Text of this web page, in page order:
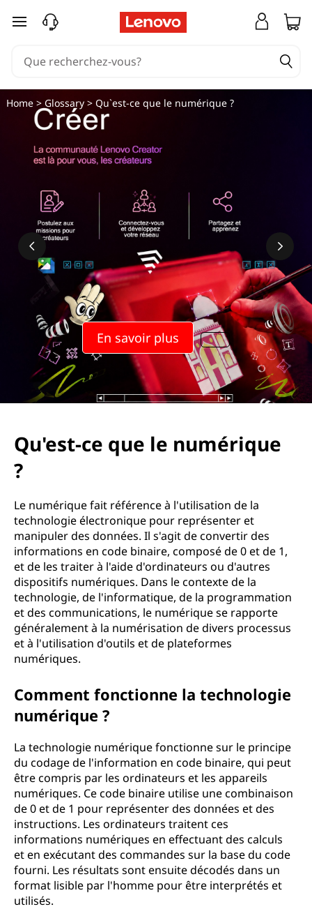
passer au contenu principal
En savoir plus
Home> Glossary> Qu`est-ce que le numérique ?
Qu'est-ce que le numérique
?
Le numérique fait référence à l'utilisation de la
technologie électronique pour représenter et
manipuler des données. Il s'agit de convertir des
informations en code binaire, composé de 0 et de 1,
et de les traiter à l'aide d'ordinateurs ou d'autres
dispositifs numériques. Dans le contexte de la
technologie, de l'informatique, de la programmation
et des communications, le numérique se rapporte
généralement à la numérisation de divers processus
et à l'utilisation d'outils et de plateformes
numériques.
Comment fonctionne la technologie
numérique ?
La technologie numérique fonctionne sur le principe
du codage de l'information en code binaire, qui peut
être compris par les ordinateurs et les appareils
numériques. Ce code binaire utilise une combinaison
de 0 et de 1 pour représenter des données et des
instructions. Les ordinateurs traitent ces
informations numériques en effectuant des calculs
et en exécutant des commandes sur la base du code
fourni. Les résultats sont ensuite décodés dans un
format lisible par l'homme pour être interprétés et
utilisés.